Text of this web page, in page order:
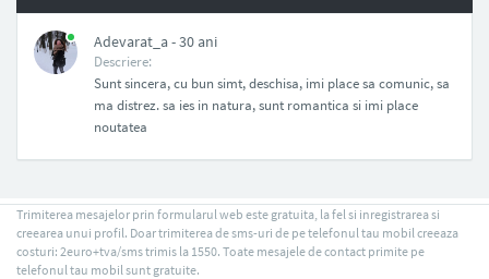
Adevarat_a - 30 ani
Descriere:
Sunt sincera, cu bun simt, deschisa, imi place sa comunic, sa
ma distrez. sa ies in natura, sunt romantica si imi place
noutatea
Trimiterea mesajelor prin formularul web este gratuita, la fel si inregistrarea si
creearea unui profil. Doar trimiterea de sms-uri de pe telefonul tau mobil creeaza
costuri: 2euro+tva/sms trimis la 1550. Toate mesajele de contact primite pe
telefonul tau mobil sunt gratuite.